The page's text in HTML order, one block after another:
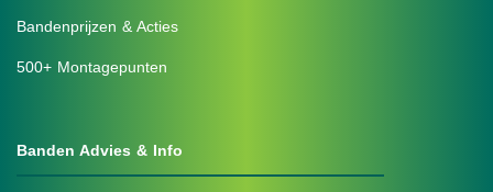
Bandenprijzen & Acties
500+ Montagepunten
Banden Advies & Info